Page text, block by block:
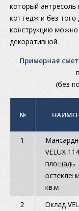
который антресоль
коттедж и без того
конструкцию
декоративной.
Примерная
(без
№
1
VELUX
площадь
кв.м
2
Оклад